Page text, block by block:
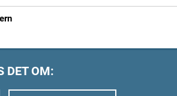
DET OM: